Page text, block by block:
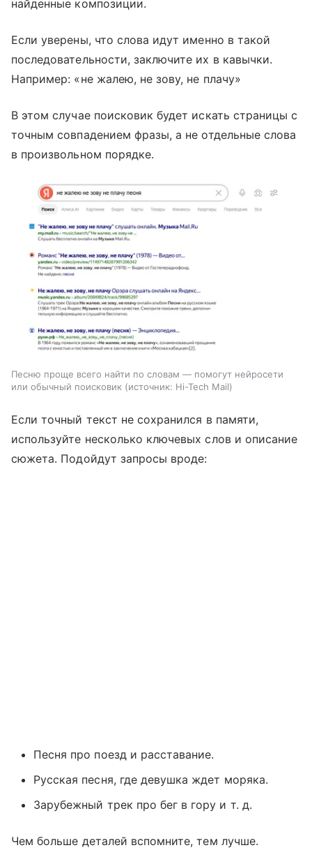
найденные композиции.
Если уверены, что слова идут именно в такой
последовательности, заключите их в кавычки.
Например: «не жалею, не зову, не плачу»
В этом случае поисковик будет искать страницы с
точным совпадением фразы, а не отдельные слова
в произвольном порядке.
Песню проще всего найти по словам — помогут нейросети
или обычный поисковик
источник: Hi-Tech Mail
Если точный текст не сохранился в памяти,
используйте несколько ключевых слов и описание
сюжета. Подойдут запросы вроде:
Песня про поезд и расставание.
Русская песня, где девушка ждет моряка.
Зарубежный трек про бег в гору и т. д.
Чем больше деталей вспомните, тем лучше.